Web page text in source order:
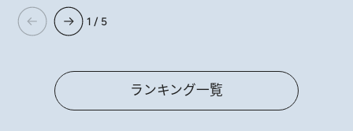
1 / 5
ランキング一覧